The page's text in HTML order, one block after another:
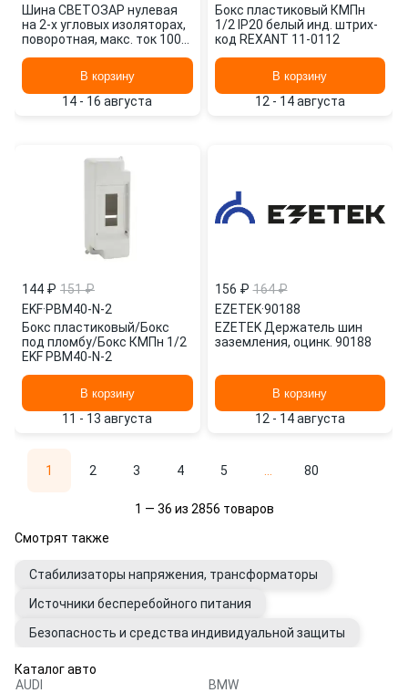
Шина СВЕТОЗАР нулевая
на 2-х угловых изоляторах,
поворотная, макс. ток 100А,
В корзину
14 - 16 августа
Бокс пластиковый КМПн
1/2 IP20 белый инд. штрих-
код REXANT 11-0112
В корзину
12 - 14 августа
144 ₽ 151 ₽
EKF·PBM40-N-2
Бокс пластиковый/Бокс
под пломбу/Бокс КМПн 1/2
EKF PBM40-N-2
В корзину
11 - 13 августа
156 ₽ 164 ₽
EZETEK·90188
EZETEK Держатель шин
заземления, оцинк. 90188
В корзину
12 - 14 августа
1 2 3 4 5 80
1 — 36 из 2856 товаров
Смотрят также
Стабилизаторы напряжения, трансформаторы
Источники бесперебойного питания
Безопасность и средства индивидуальной защиты
Каталог авто
AUDI
BMW